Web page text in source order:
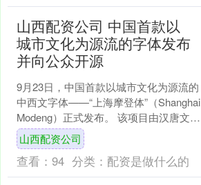
山西配资公司 中国首款以
城市文化为源流的字体发布
并向公众开源
9月23日，中国首款以城市文化为源流的
中西文字体——“上海摩登体”（Shanghai
Modeng）正式发布。 该项目由汉唐文化
发起研发并出品，全套字体库开源共....
山西配资公司
查看： 94 分类： 配资是做什么的